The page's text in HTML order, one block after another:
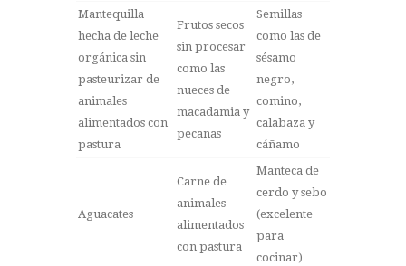
Mantequilla
hecha de leche
orgánica sin
pasteurizar de
animales
alimentados con
pastura
Frutos secos
sin procesar
como las
nueces de
macadamia y
pecanas
Semillas
como las de
sésamo
negro,
comino,
calabaza y
cáñamo
Aguacates
Carne de
animales
alimentados
con pastura
Manteca de
cerdo y sebo
(excelente
para
cocinar)